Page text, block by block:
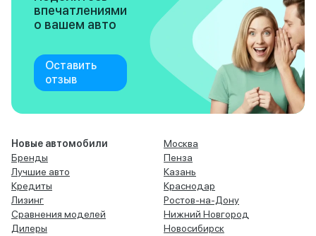
впечатлениями
о вашем авто
Оставить
отзыв
Новые автомобили
Бренды
Лучшие авто
Кредиты
Лизинг
Сравнения моделей
Дилеры
Москва
Пенза
Казань
Краснодар
Ростов-на-Дону
Нижний Новгород
Новосибирск